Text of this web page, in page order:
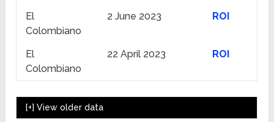
El
Colombiano
2 June 2023 ROI
El
Colombiano
22 April 2023 ROI
[+]View older data